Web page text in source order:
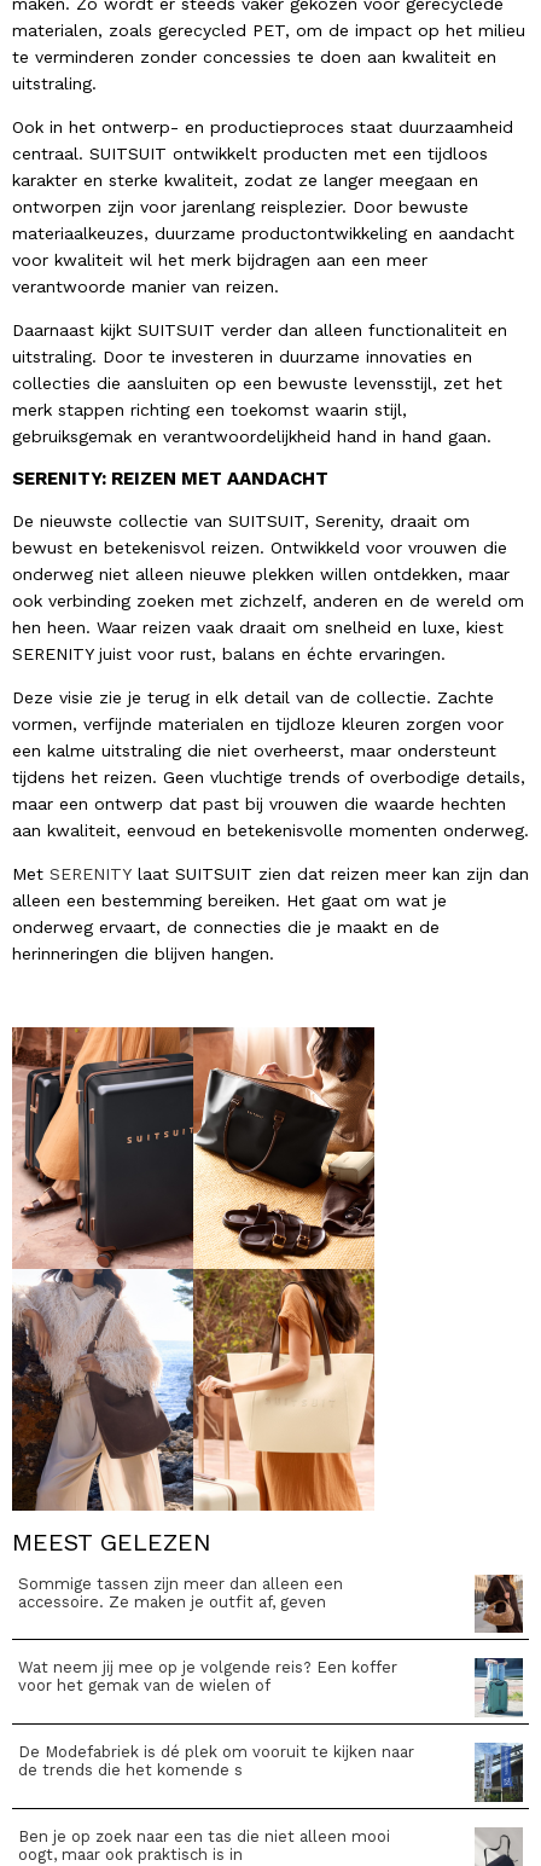
materialen, zoals gerecycled PET, om de impact op het milieu
te verminderen zonder concessies te doen aan kwaliteit en
uitstraling.
Ook in het ontwerp- en productieproces staat duurzaamheid
centraal. SUITSUIT ontwikkelt producten met een tijdloos
karakter en sterke kwaliteit, zodat ze langer meegaan en
ontworpen zijn voor jarenlang reisplezier. Door bewuste
materiaalkeuzes, duurzame productontwikkeling en aandacht
voor kwaliteit wil het merk bijdragen aan een meer
verantwoorde manier van reizen.
Daarnaast kijkt SUITSUIT verder dan alleen functionaliteit en
uitstraling. Door te investeren in duurzame innovaties en
collecties die aansluiten op een bewuste levensstijl, zet het
merk stappen richting een toekomst waarin stijl,
gebruiksgemak en verantwoordelijkheid hand in hand gaan.
SERENITY: REIZEN MET AANDACHT
De nieuwste collectie van SUITSUIT, Serenity, draait om
bewust en betekenisvol reizen. Ontwikkeld voor vrouwen die
onderweg niet alleen nieuwe plekken willen ontdekken, maar
ook verbinding zoeken met zichzelf, anderen en de wereld om
hen heen. Waar reizen vaak draait om snelheid en luxe, kiest
SERENITY juist voor rust, balans en échte ervaringen.
Deze visie zie je terug in elk detail van de collectie. Zachte
vormen, verfijnde materialen en tijdloze kleuren zorgen voor
een kalme uitstraling die niet overheerst, maar ondersteunt
tijdens het reizen. Geen vluchtige trends of overbodige details,
maar een ontwerp dat past bij vrouwen die waarde hechten
aan kwaliteit, eenvoud en betekenisvolle momenten onderweg.
Met SERENITY laat SUITSUIT zien dat reizen meer kan zijn dan
alleen een bestemming bereiken. Het gaat om wat je
onderweg ervaart, de connecties die je maakt en de
herinneringen die blijven hangen.
MEEST GELEZEN
Sommige tassen zijn meer dan alleen een
accessoire. Ze maken je outfit af, geven
Wat neem jij mee op je volgende reis? Een koffer
voor het gemak van de wielen of
De Modefabriek is dé plek om vooruit te kijken naar
de trends die het komende s
Ben je op zoek naar een tas die niet alleen mooi
oogt, maar ook praktisch is in